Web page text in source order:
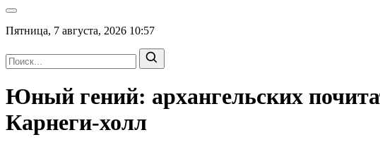
Пятница, 7 августа, 2026 10:57
Юный гений: архангельских
Карнеги-холл